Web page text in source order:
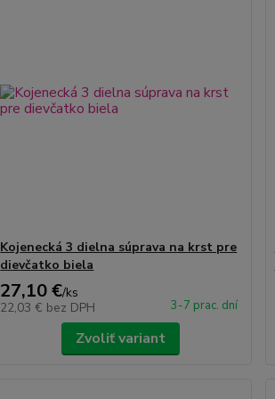
Kojenecká 3 dielna súprava na krst pre
dievčatko biela
27,10 €/ks
22,03 € bez DPH 3-7 prac. dní
Zvoliť variant